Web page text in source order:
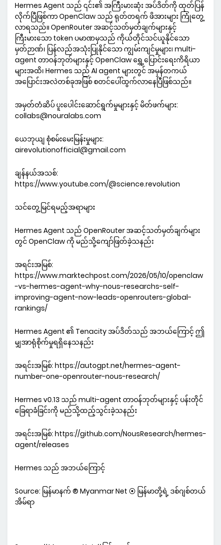
Hermes Agent သည် ၎င်း၏ အကြီးမားဆုံး အပ်ဒိတ်ကို ထုတ်ပြန်
လိုက်ပြီဖြစ်ကာ OpenClaw သည် ရုတ်တရက် ဖိအားများ ကြုံတွေ့
လာရသည်။ OpenRouter အဆင့်သတ်မှတ်ချက်များနှင့်
ကြီးမားသော token ပမာဏမှသည် ကိုယ်တိုင်သင်ယူနိုင်သော
မှတ်ဉာဏ်၊ ပြန်လည်အသုံးပြုနိုင်သော ကျွမ်းကျင်မှုများ၊ multi-
agent တာဝန်ဘုတ်များနှင့် OpenClaw ရွှေ့ပြောင်းရေးကိရိယာ
များအထိ၊ Hermes သည် AI agent များတွင် အမှန်တကယ်
အပြောင်းအလဲတစ်ခုအဖြစ် စတင်ပေါ်ထွက်လာနေပြီဖြစ်သည်။
အမှတ်တံဆိပ် ပူးပေါင်းဆောင်ရွက်မှုများနှင့် မိတ်ဖက်များ:
collabs@nouralabs.com
ယေဘုယျ စုံစမ်းမေးမြန်းမှုများ:
airevolutionofficial@gmail.com
ချန်နယ်အသစ်:
https://www.youtube.com/@science.revolution
သင်တွေ့မြင်ရမည့်အရာများ
Hermes Agent သည် OpenRouter အဆင့်သတ်မှတ်ချက်များ
တွင် OpenClaw ကို မည်သို့ကျော်ဖြတ်ခဲ့သနည်း
အရင်းအမြစ်:
https://www.marktechpost.com/2026/05/10/openclaw
-vs-hermes-agent-why-nous-researchs-self-
improving-agent-now-leads-openrouters-global-
rankings/
Hermes Agent ၏ Tenacity အပ်ဒိတ်သည် အဘယ်ကြောင့် ဤ
မျှအာရုံစိုက်မှုရရှိနေသနည်း
အရင်းအမြစ်: https://autogpt.net/hermes-agent-
number-one-openrouter-nous-research/
Hermes v0.13 သည် multi-agent တာဝန်ဘုတ်များနှင့် ပန်းတိုင်
ခြေရာခံခြင်းကို မည်သို့ထည့်သွင်းခဲ့သနည်း
အရင်းအမြစ်: https://github.com/NousResearch/hermes-
agent/releases
Hermes သည် အဘယ်ကြောင့်
Source: မြန်မာနက် ® Myanmar Net ⦿ မြန်မာတို့ရဲ့ ဒစ်ဂျစ်တယ်
အိမ်ရာ